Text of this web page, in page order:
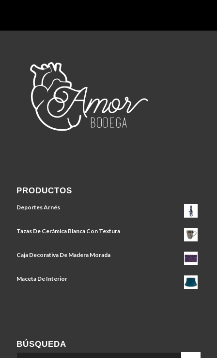
PRODUCTOS
Deportes Arnés
Tazas De Cerámica Blanca Con Textura
Caja Decorativa De Madera Morada
Maceta De Interior
BÚSQUEDA